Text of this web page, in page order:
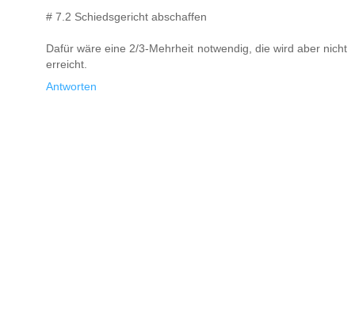
# 7.2 Schiedsgericht abschaffen
Dafür wäre eine 2/3-Mehrheit notwendig, die wird aber nicht
erreicht.
Antworten